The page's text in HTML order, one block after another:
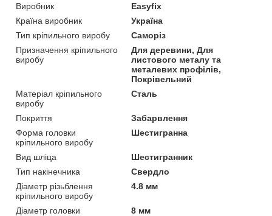
Виробник
Easyfix
Країна виробник
Україна
Тип кріпильного виробу
Саморіз
Призначення кріпильного
виробу
Для деревини, Для
листового металу та
металевих профілів,
Покрівельний
Матеріал кріпильного
виробу
Сталь
Покриття
Забарвлення
Форма головки
кріпильного виробу
Шестигранна
Вид шліца
Шестигранник
Тип накінечника
Свердло
Діаметр різьблення
кріпильного виробу
4.8 мм
Діаметр головки
8 мм